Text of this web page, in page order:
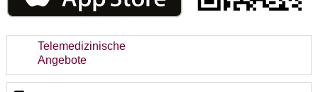
Telemedizinische
Angebote